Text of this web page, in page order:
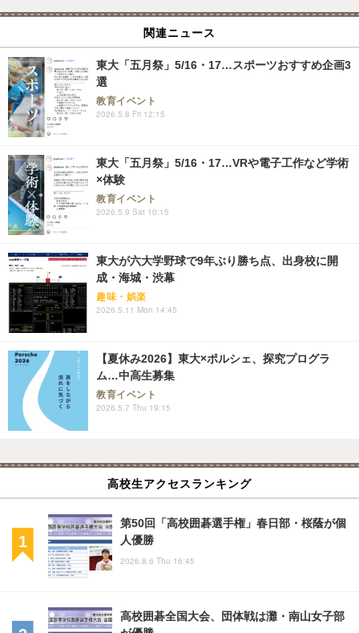
関連ニュース
東大「五月祭」5/16・17…スポーツおすすめ企画3
選
教育イベント
2026.5.8 Fri 12:15
東大「五月祭」5/16・17…VRや電子工作など学術
×体験
教育イベント
2026.5.9 Sat 10:15
東大が六大学野球で9年ぶり勝ち点、出身校に開
成・海城・渋幕
趣味・娯楽
2026.5.11 Mon 14:45
【夏休み2026】東大×ポルシェ、探究プログラ
ム…中高生募集
教育イベント
2026.5.7 Thu 19:15
高校生アクセスランキング
第50回「高校囲碁選手権」春日部・桜蔭が個
人優勝
2026.8.6 Thu 16:45
高校囲碁全国大会、団体戦は灘・南山女子部